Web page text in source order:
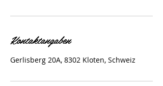
Kontaktangaben
Gerlisberg 20A, 8302 Kloten, Schweiz